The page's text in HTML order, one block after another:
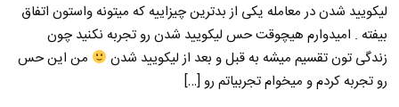
لیکویید شدن در معامله یکی از بدترین چیزاییه که میتونه واستون اتفاق
بیفته . امیدوارم هیچوقت حس لیکویید شدن رو تجربه نکنید چون
زندگی تون تقسیم میشه به قبل و بعد از لیکویید شدن
من این حس
رو تجربه کردم و میخوام تجربیاتم رو […]